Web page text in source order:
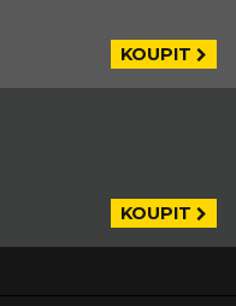
KOUPIT
KOUPIT